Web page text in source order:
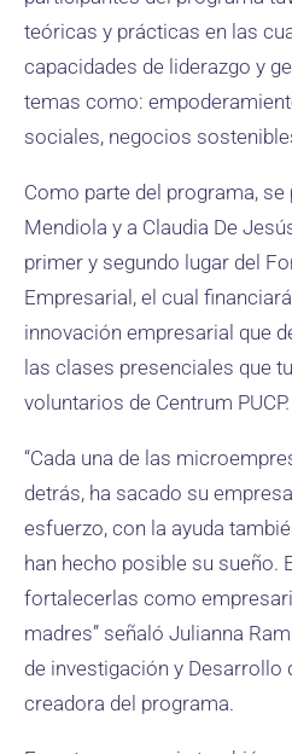
teóricas y prácticas en las
capacidades de liderazgo y
temas como:
sociales, negocios
Como parte del programa, se
Mendiola y a Claudia De
primer y segundo lugar del
Empresarial, el cual
innovación empresarial que
las clases presenciales que
voluntarios de Centrum PUCP.
“Cada una de las
detrás, ha sacado su
esfuerzo, con la ayuda
han hecho posible su sueño.
fortalecerlas como
madres” señaló Julianna
de investigación y Desarrollo
creadora del programa.